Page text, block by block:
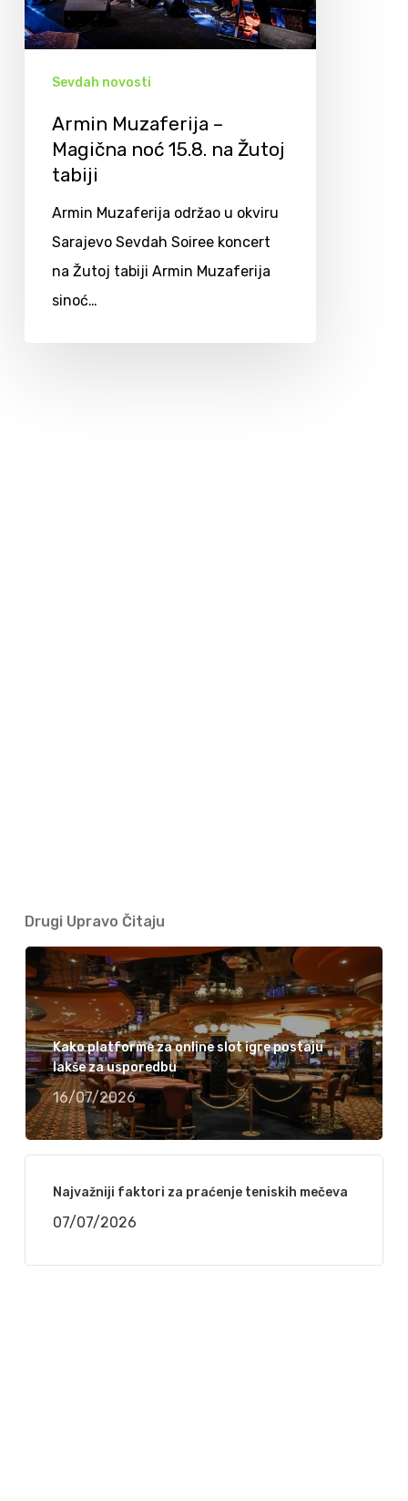
Sevdah novosti
Armin Muzaferija –
Magična noć 15.8. na Žutoj
tabiji
Armin Muzaferija održao u okviru
Sarajevo Sevdah Soiree koncert
na Žutoj tabiji Armin Muzaferija
sinoć…
Drugi Upravo Čitaju
Kako platforme za online slot igre postaju
lakše za usporedbu
16/07/2026
Najvažniji faktori za praćenje teniskih mečeva
07/07/2026